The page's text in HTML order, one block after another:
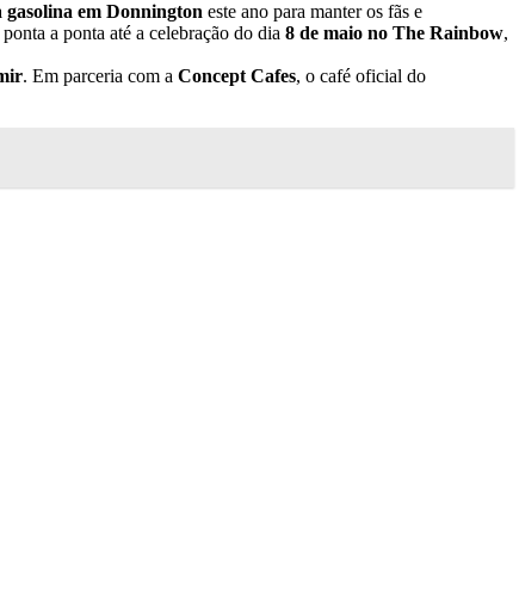
gasolina em Donnington este ano para manter os fãs e
a ponta até a celebração do dia 8 de maio no The Rainbow,
. Em parceria com a Concept Cafes, o café oficial do